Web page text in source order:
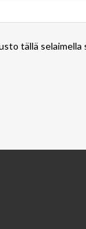
tällä